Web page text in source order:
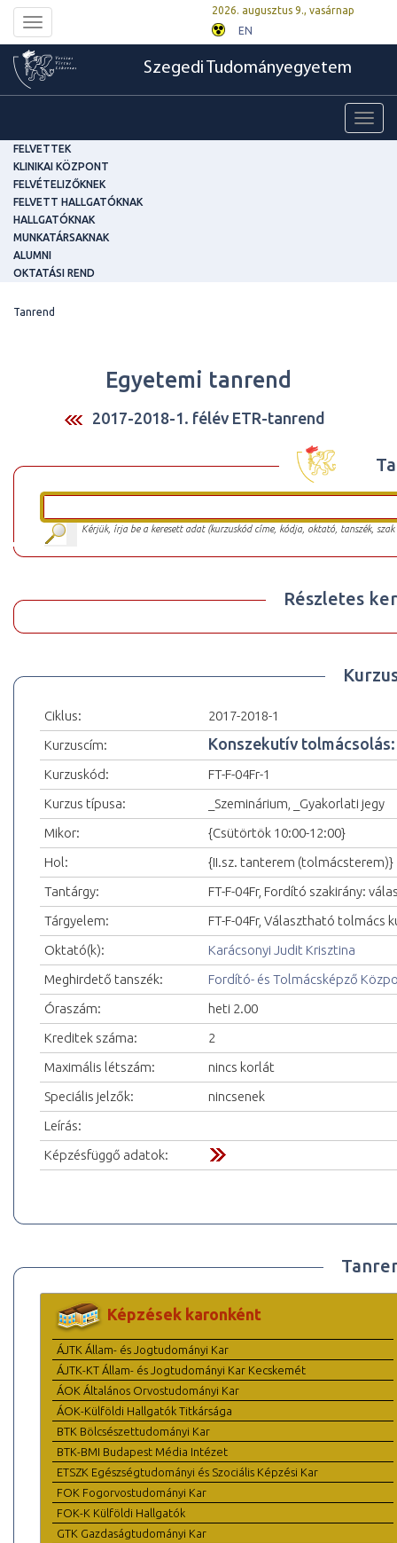
Toggle
navigation
2026. augusztus 9., vasárnap
EN
Szegedi Tudományegyetem
FELVETTEK
KLINIKAI KÖZPONT
FELVÉTELIZŐKNEK
FELVETT HALLGATÓKNAK
HALLGATÓKNAK
MUNKATÁRSAKNAK
ALUMNI
OKTATÁSI REND
Tanrend
Egyetemi tanrend
2017-2018-1. félév ETR-tanrend
Kérjük, írja be a keresett adat (kurzuskód címe, kódja, oktató, tanszék,
Részletes
Ciklus:
2017-2018-1
Kurzuscím:
Konszekutív
Kurzuskód:
FT-F-04Fr-1
Kurzus típusa:
_Szeminárium, _Gyakorlati jegy
Mikor:
{Csütörtök 10:00-12:00}
Hol:
{II.sz. tanterem (tolmácsterem)}
Tantárgy:
FT-F-04Fr, Fordító szakirány:
Tárgyelem:
FT-F-04Fr, Választható tolmács
Oktató(k):
Karácsonyi Judit Krisztina
Meghirdető tanszék:
Fordító- és Tolmácsképző
Óraszám:
heti 2.00
Kreditek száma:
2
Maximális létszám:
nincs korlát
Speciális jelzők:
nincsenek
Leírás:
Képzésfüggő adatok:
Képzések karonként
ÁJTK Állam- és Jogtudományi Kar
ÁJTK-KT Állam- és Jogtudományi Kar Kecskemét
ÁOK Általános Orvostudományi Kar
ÁOK-Külföldi Hallgatók Titkársága
BTK Bölcsészettudományi Kar
BTK-BMI Budapest Média Intézet
ETSZK Egészségtudományi és Szociális Képzési Kar
FOK Fogorvostudományi Kar
FOK-K Külföldi Hallgatók
GTK Gazdaságtudományi Kar